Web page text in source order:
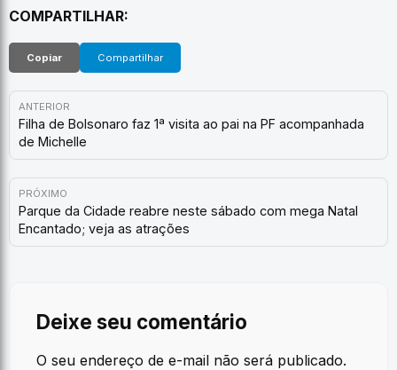
COMPARTILHAR:
Copiar Compartilhar
ANTERIOR
Filha de Bolsonaro faz 1ª visita ao pai na PF acompanhada
de Michelle
PRÓXIMO
Parque da Cidade reabre neste sábado com mega Natal
Encantado; veja as atrações
Deixe seu comentário
O seu endereço de e-mail não será publicado.